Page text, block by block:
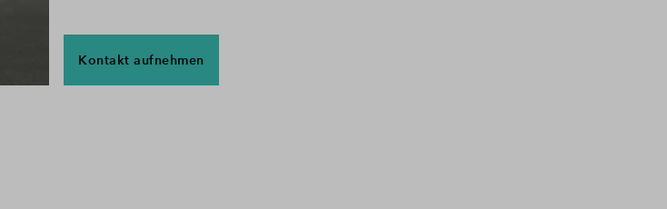
Kontakt aufnehmen